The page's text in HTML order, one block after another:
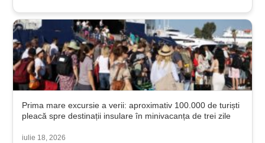
Prima mare excursie a verii: aproximativ 100.000 de turiști
pleacă spre destinații insulare în minivacanța de trei zile
iulie 18, 2026